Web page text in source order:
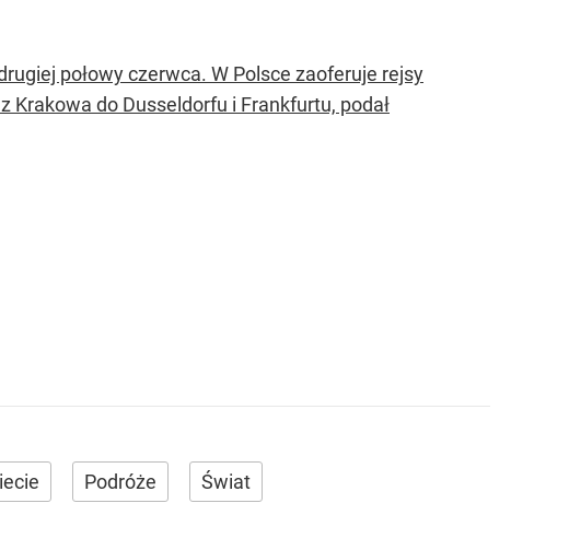
połowy czerwca. W Polsce zaoferuje rejsy
Krakowa do Dusseldorfu i Frankfurtu, podał
Podróże Świat